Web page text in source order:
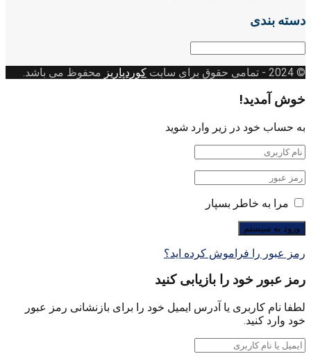
دسته بندی
© 2024
- تمامی حقوق برای سایت کوردپاریز محفوظ می باشد.
خوش آمدید!
به حساب خود در زیر وارد شوید
مرا به خاطر بسپار
رمز عبور را فراموش کرده اید؟
رمز عبور خود را بازیابی کنید
لطفا نام کاربری یا آدرس ایمیل خود را برای بازنشانی رمز عبور
خود وارد کنید.